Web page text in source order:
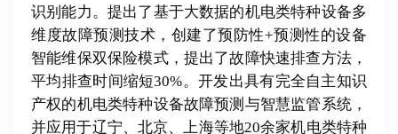
识别能力。提出了基于大数据的机电类特种设备多
维度故障预测技术，创建了预防性+预测性的设备
智能维保双保险模式，提出了故障快速排查方法，
平均排查时间缩短30%。开发出具有完全自主知识
产权的机电类特种设备故障预测与智慧监管系统，
并应用于辽宁、北京、上海等地20余家机电类特种